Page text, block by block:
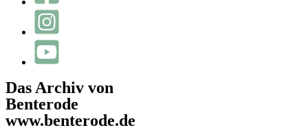
Das Archiv von
Benterode
www.benterode.de